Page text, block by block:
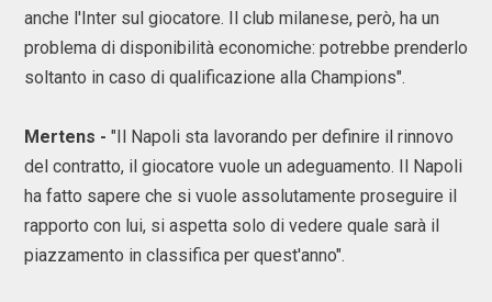
anche l'Inter sul giocatore. Il club milanese, però, ha un
problema di disponibilità economiche: potrebbe prenderlo
soltanto in caso di qualificazione alla Champions".
Mertens - "Il Napoli sta lavorando per definire il rinnovo
del contratto, il giocatore vuole un adeguamento. Il Napoli
ha fatto sapere che si vuole assolutamente proseguire il
rapporto con lui, si aspetta solo di vedere quale sarà il
piazzamento in classifica per quest'anno".